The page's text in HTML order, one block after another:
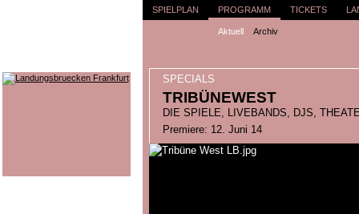
SPIELPLAN PROGRAMM
Aktuell Archiv
TICKETS
SPECIALS
TRIBÜNEWEST
DIE SPIELE, LIVEBANDS, DJS,
Premiere: 12. Juni 14